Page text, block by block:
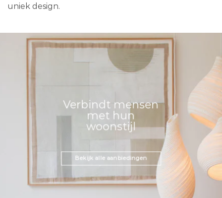
uniek design.
Verbindt mensen
met hun
woonstijl
Bekijk alle aanbiedingen